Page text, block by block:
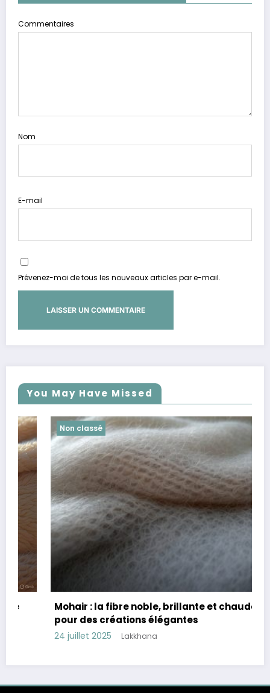
Commentaires
Nom
E-mail
Prévenez-moi de tous les nouveaux articles par e-mail.
You May Have Missed
Non classé
Mohair : la fibre noble, brillante et chaude
pour des créations élégantes
24 juillet 2025 Lakkhana